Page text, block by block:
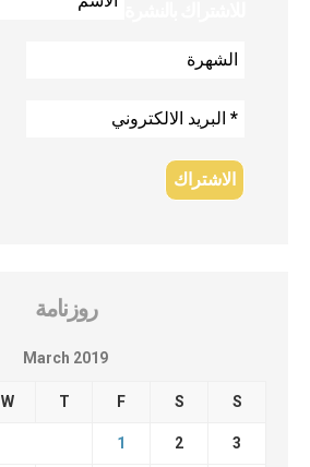
روزنامة
March 2019
W T F S S
1 2 3